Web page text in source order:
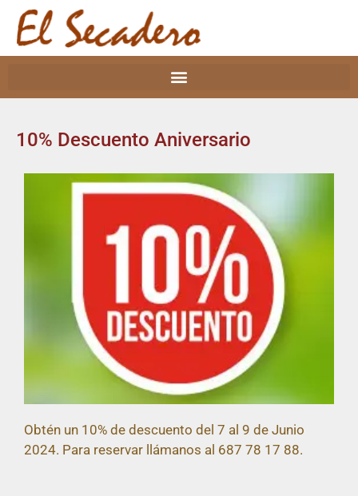
10% Descuento Aniversario
Obtén un 10% de descuento del 7 al 9 de Junio
2024. Para reservar llámanos al 687 78 17 88.